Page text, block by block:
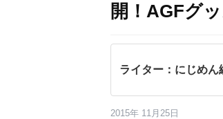
開！AGFグ
ライター：にじめん
2015年 11月25日